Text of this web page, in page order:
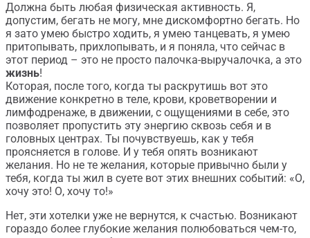
Должна быть любая физическая активность. Я,
допустим, бегать не могу, мне дискомфортно бегать. Но
я зато умею быстро ходить, я умею танцевать, я умею
притопывать, прихлопывать, и я поняла, что сейчас в
этот период – это не просто палочка-выручалочка, а это
жизнь!
Которая, после того, когда ты раскрутишь вот это
движение конкретно в теле, крови, кроветворении и
лимфодренаже, в движении, с ощущениями в себе, это
позволяет пропустить эту энергию сквозь себя и в
головных центрах. Ты почувствуешь, как у тебя
проясняется в голове. И у тебя опять возникают
желания. Но не те желания, которые привычно были у
тебя, когда ты жил в суете вот этих внешних событий: «О,
хочу это! О, хочу то!»
Нет, эти хотелки уже не вернутся, к счастью. Возникают
гораздо более глубокие желания полюбоваться чем-то,